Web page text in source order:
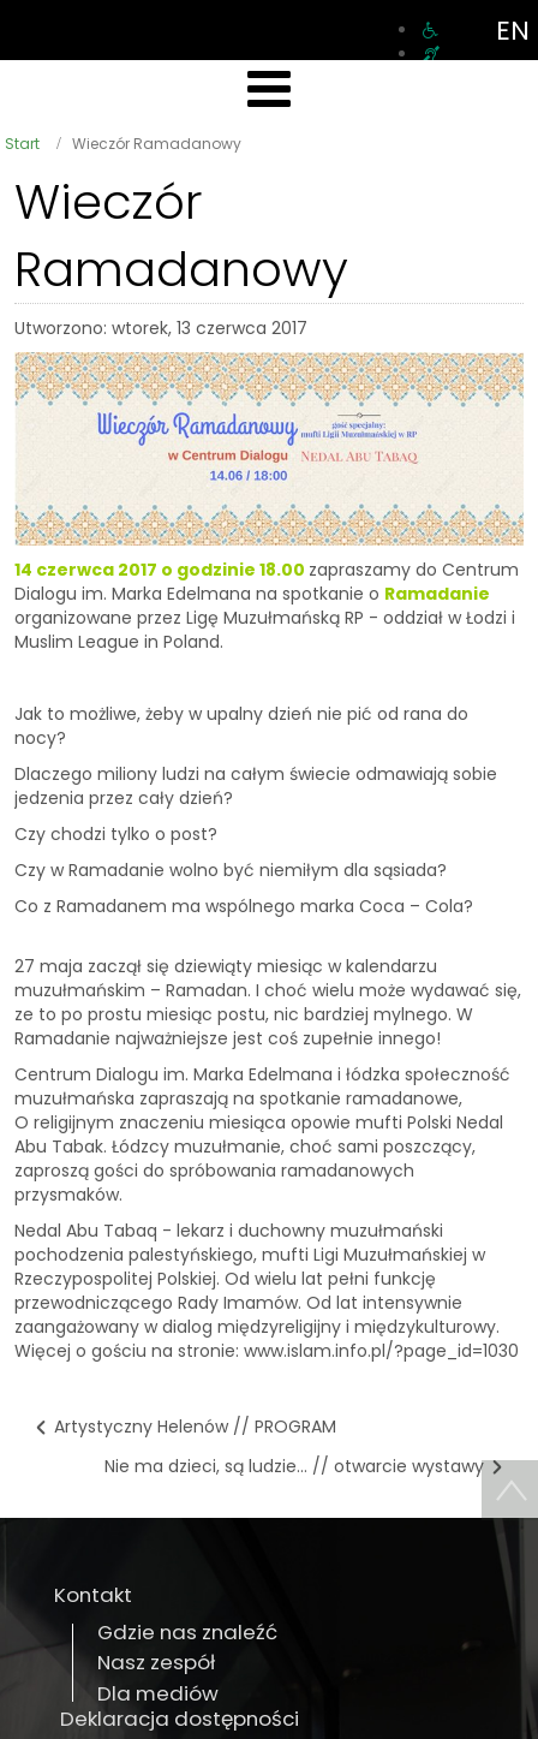
EN
Start Wieczór Ramadanowy
Wieczór
Ramadanowy
Utworzono: wtorek, 13 czerwca 2017
14 czerwca 2017 o godzinie 18.00 zapraszamy do Centrum
Dialogu im. Marka Edelmana na spotkanie o Ramadanie
organizowane przez Ligę Muzułmańską RP - oddział w Łodzi i
Muslim League in Poland.
Jak to możliwe, żeby w upalny dzień nie pić od rana do
nocy?
Dlaczego miliony ludzi na całym świecie odmawiają sobie
jedzenia przez cały dzień?
Czy chodzi tylko o post?
Czy w Ramadanie wolno być niemiłym dla sąsiada?
Co z Ramadanem ma wspólnego marka Coca – Cola?
27 maja zaczął się dziewiąty miesiąc w kalendarzu
muzułmańskim – Ramadan. I choć wielu może wydawać się,
ze to po prostu miesiąc postu, nic bardziej mylnego. W
Ramadanie najważniejsze jest coś zupełnie innego!
Centrum Dialogu im. Marka Edelmana i łódzka społeczność
muzułmańska zapraszają na spotkanie ramadanowe,
O religijnym znaczeniu miesiąca opowie mufti Polski Nedal
Abu Tabak. Łódzcy muzułmanie, choć sami poszczący,
zaproszą gości do spróbowania ramadanowych
przysmaków.
Nedal Abu Tabaq - lekarz i duchowny muzułmański
pochodzenia palestyńskiego, mufti Ligi Muzułmańskiej w
Rzeczypospolitej Polskiej. Od wielu lat pełni funkcję
przewodniczącego Rady Imamów. Od lat intensywnie
zaangażowany w dialog międzyreligijny i międzykulturowy.
Więcej o gościu na stronie: www.islam.info.pl/?page_id=1030
Artystyczny Helenów // PROGRAM
Nie ma dzieci, są ludzie... // otwarcie wystawy
Kontakt
Gdzie nas znaleźć
Nasz zespół
Dla mediów
Deklaracja dostępności